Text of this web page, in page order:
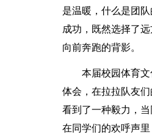
是温暖，什么是团
成功，既然选择了
向前奔跑的背影。
本届校园体育
体会，在拉拉队友
看到了一种毅力，
在同学们的欢呼声